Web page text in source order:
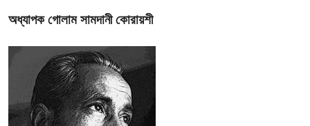
অধ্যাপক গোলাম সামদানী কোরায়শী